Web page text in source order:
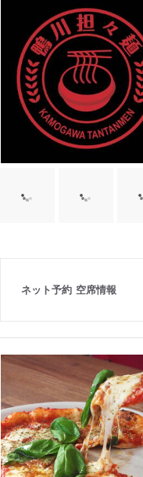
内浦
打墨
ネット予約 空席情報